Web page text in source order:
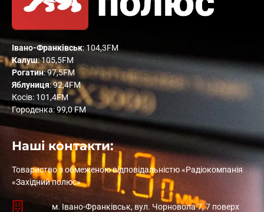
Івано-Франківськ: 104,3FM
Калуш: 105,5FM
Рогатин: 97,5FM
Яблуниця: 92,4FM
Косів: 101,4FM
Городенка: 99,0 FM
Наші контакти:
Товариство з обмеженою відповідальністю «Радіокомпанія
«Західний полюс»
м. Івано-Франківськ, вул. Чорновола 7, 7 поверх